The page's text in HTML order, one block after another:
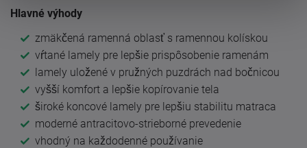
Hlavné výhody
zmäkčená ramenná oblasť s ramennou kolískou
vŕtané lamely pre lepšie prispôsobenie ramenám
lamely uložené v pružných puzdrách nad bočnicou
vyšší komfort a lepšie kopírovanie tela
široké koncové lamely pre lepšiu stabilitu matraca
moderné antracitovo-strieborné prevedenie
vhodný na každodenné používanie